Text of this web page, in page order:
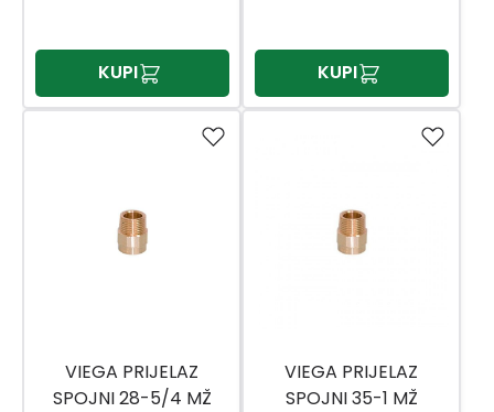
KUPI KUPI
VIEGA PRIJELAZ
SPOJNI 28-5/4 MŽ
VIEGA PRIJELAZ
SPOJNI 35-1 MŽ